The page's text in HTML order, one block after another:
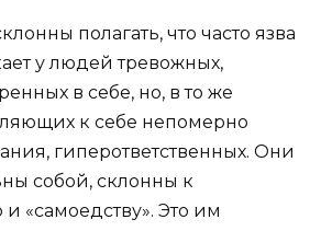
полагать, что часто язва
у людей тревожных,
в себе, но, в то же
к себе непомерно
гиперответственных. Они
собой, склонны к
«самоедству». Это им